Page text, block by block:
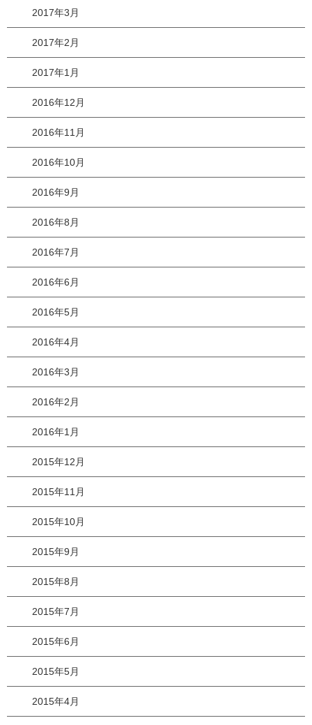
2017年3月
2017年2月
2017年1月
2016年12月
2016年11月
2016年10月
2016年9月
2016年8月
2016年7月
2016年6月
2016年5月
2016年4月
2016年3月
2016年2月
2016年1月
2015年12月
2015年11月
2015年10月
2015年9月
2015年8月
2015年7月
2015年6月
2015年5月
2015年4月